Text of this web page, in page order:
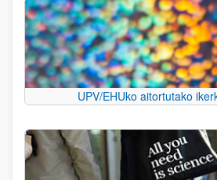
UPV/EHUko aitortutako